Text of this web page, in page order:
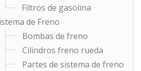
Filtros de gasolina
de Freno
Bombas de freno
Cilindros freno rueda
Partes de sistema de freno